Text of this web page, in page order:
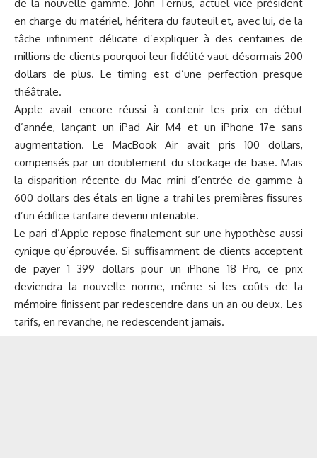
de la nouvelle gamme. John Ternus, actuel vice-président
en charge du matériel, héritera du fauteuil et, avec lui, de la
tâche infiniment délicate d’expliquer à des centaines de
millions de clients pourquoi leur fidélité vaut désormais 200
dollars de plus. Le timing est d’une perfection presque
théâtrale.
Apple avait encore réussi à contenir les prix en début
d’année, lançant un iPad Air M4 et un iPhone 17e sans
augmentation. Le MacBook Air avait pris 100 dollars,
compensés par un doublement du stockage de base. Mais
la disparition récente du Mac mini d’entrée de gamme à
600 dollars des étals en ligne a trahi les premières fissures
d’un édifice tarifaire devenu intenable.
Le pari d’Apple repose finalement sur une hypothèse aussi
cynique qu’éprouvée. Si suffisamment de clients acceptent
de payer 1 399 dollars pour un iPhone 18 Pro, ce prix
deviendra la nouvelle norme, même si les coûts de la
mémoire finissent par redescendre dans un an ou deux. Les
tarifs, en revanche, ne redescendent jamais.